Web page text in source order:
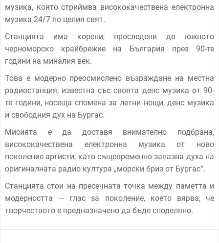
музика, която стриймва висококачествена електронна
музика 24/7 по целия свят.
Станцията има корени, проследени до южното
черноморско крайбрежие на България през 90-те
години на миналия век.
Това е модерно преосмислено възраждане на местна
радиостанция, известна със своята денс музика от 90-
те години, носеща спомена за летни нощи, денс музика
и свободния дух на Бургас.
Мисията е да доставя внимателно подбрана,
висококачествена електронна музика от ново
поколение артисти, като същевременно запазва духа на
оригиналната радио култура „морски бриз от Бургас“.
Станцията стои на пресечната точка между паметта и
модерността — глас за поколение, което вярва, че
творчеството е предназначено да бъде споделяно.